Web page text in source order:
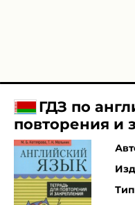
ГДЗ по
повторения и